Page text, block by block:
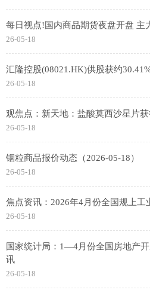
每日视点!国内商品期货夜盘开盘 主
26-05-18
汇隆控股(08021.HK)供股获约
26-05-18
观焦点：新天地：盐酸莫西沙星片
26-05-18
铟粒商品报价动态（2026-05-18）
26-05-18
焦点资讯：2026年4月份全国规上工
26-05-18
国家统计局：1—4月份全国房地产
讯
26-05-18